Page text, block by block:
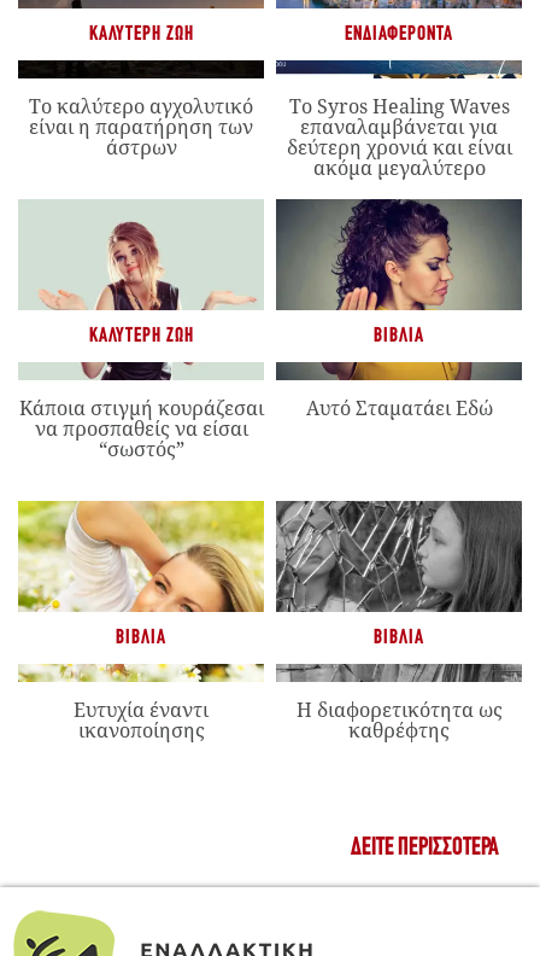
ΚΑΛΎΤΕΡΗ ΖΩΉ
Το καλύτερο αγχολυτικό
είναι η παρατήρηση των
άστρων
ΕΝΔΙΑΦΈΡΟΝΤΑ
Το Syros Healing Waves
επαναλαμβάνεται για
δεύτερη χρονιά και είναι
ακόμα μεγαλύτερο
ΚΑΛΎΤΕΡΗ ΖΩΉ
Κάποια στιγμή κουράζεσαι
να προσπαθείς να είσαι
“σωστός”
ΒΙΒΛΊΑ
Αυτό Σταματάει Εδώ
ΒΙΒΛΊΑ
Ευτυχία έναντι
ικανοποίησης
ΒΙΒΛΊΑ
Η διαφορετικότητα ως
καθρέφτης
ΔΕΊΤΕ ΠΕΡΙΣΣΌΤΕΡΑ